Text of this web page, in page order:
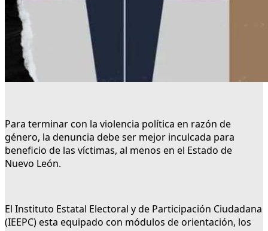
Para terminar con la violencia política en razón de
género, la denuncia debe ser mejor inculcada para
beneficio de las víctimas, al menos en el Estado de
Nuevo León.
El Instituto Estatal Electoral y de Participación Ciudadana
(IEEPC) esta equipado con módulos de orientación, los